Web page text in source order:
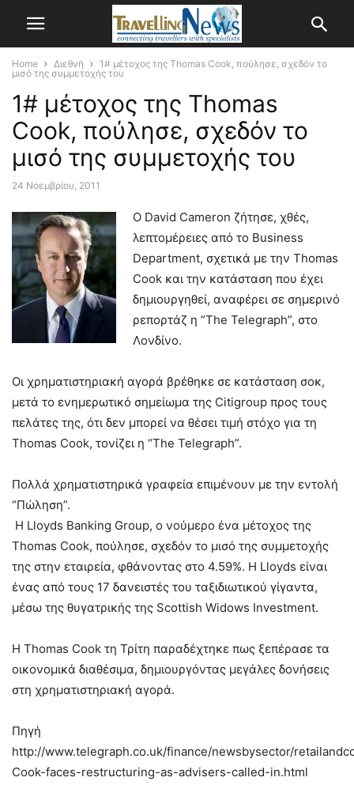
Home Διεθνή
1# μέτοχος της Thomas Cook, πούλησε, σχεδόν το
μισό της συμμετοχής του
1# μέτοχος της Thomas
Cook, πούλησε, σχεδόν το
μισό της συμμετοχής του
24 Νοεμβρίου, 2011
O David Cameron ζήτησε, χθές,
λεπτομέρειες από το Business
Department, σχετικά με την Thomas
Cook και την κατάσταση που έχει
δημιουργηθεί, αναφέρει σε σημερινό
ρεπορτάζ η “The Telegraph”, στο
Λονδίνο.
Οι χρηματιστηριακή αγορά βρέθηκε σε κατάσταση σοκ,
μετά το ενημερωτικό σημείωμα της Citigroup προς τους
πελάτες της, ότι δεν μπορεί να θέσει τιμή στόχο για τη
Thomas Cook, τονίζει η “The Telegraph”.
Πολλά χρηματιστηρικά γραφεία επιμένουν με την εντολή
“Πώληση”.
Η Lloyds Banking Group, ο νούμερο ένα μέτοχος της
Thomas Cook, πούλησε, σχεδόν το μισό της συμμετοχής
της στην εταιρεία, φθάνοντας στο 4.59%. Η Lloyds είναι
ένας από τους 17 δανειστές του ταξιδιωτικού γίγαντα,
μέσω της θυγατρικής της Scottish Widows Investment.
Η Thomas Cook τη Τρίτη παραδέχτηκε πως ξεπέρασε τα
οικονομικά διαθέσιμα, δημιουργόντας μεγάλες δονήσεις
στη χρηματιστηριακή αγορά.
Πηγή
http://www.telegraph.co.uk/finance/newsbysector/
Cook-faces-restructuring-as-advisers-called-in.html